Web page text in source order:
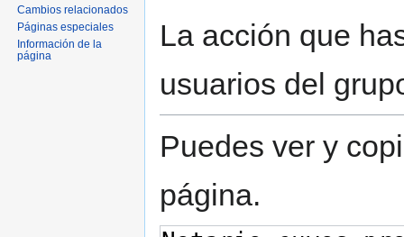
La acción que
usuarios del
Puedes ver y
página.
Cambios relacionados
Páginas especiales
Información de la
página